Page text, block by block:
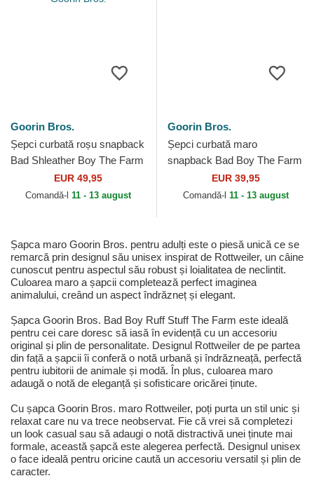
Goorin Bros.
Șepci curbată roșu snapback
Bad Shleather Boy The Farm
Goorin Bros.EUR 49,95
Comandă-l 11 - 13 august
Goorin Bros.
Șepci curbată maro
snapback Bad Boy The Farm
Goorin Bros.EUR 39,95
Comandă-l 11 - 13 august
Șapca maro Goorin Bros. pentru adulți este o piesă unică ce se
remarcă prin designul său unisex inspirat de Rottweiler, un câine
cunoscut pentru aspectul său robust și loialitatea de neclintit.
Culoarea maro a șapcii completează perfect imaginea
animalului, creând un aspect îndrăzneț și elegant.
Șapca Goorin Bros. Bad Boy Ruff Stuff The Farm este ideală
pentru cei care doresc să iasă în evidență cu un accesoriu
original și plin de personalitate. Designul Rottweiler de pe partea
din față a șapcii îi conferă o notă urbană și îndrăzneață, perfectă
pentru iubitorii de animale și modă. În plus, culoarea maro
adaugă o notă de eleganță și sofisticare oricărei ținute.
Cu șapca Goorin Bros. maro Rottweiler, poți purta un stil unic și
relaxat care nu va trece neobservat. Fie că vrei să completezi
un look casual sau să adaugi o notă distractivă unei ținute mai
formale, această șapcă este alegerea perfectă. Designul unisex
o face ideală pentru oricine caută un accesoriu versatil și plin de
caracter.